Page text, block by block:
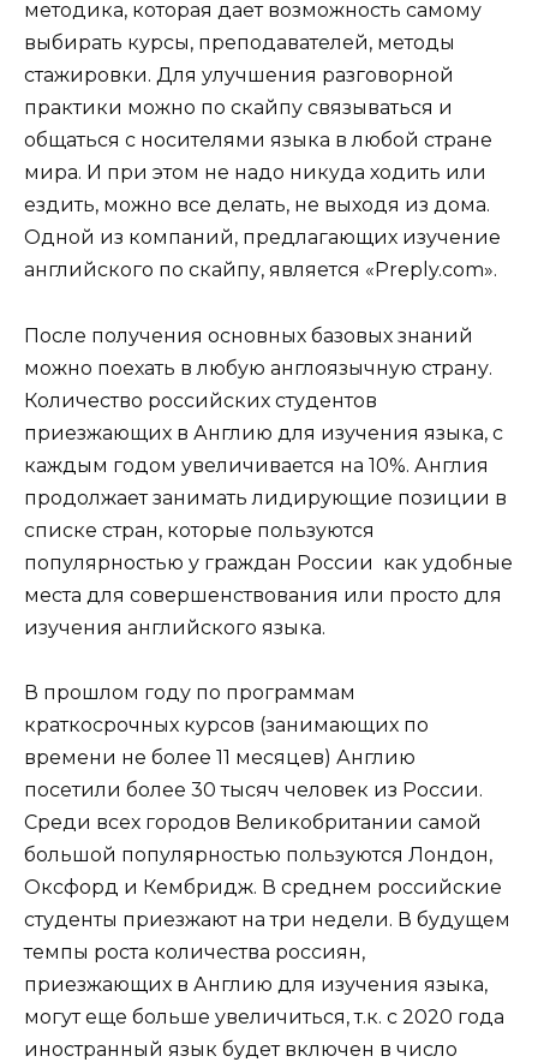
методика, которая дает возможность самому
выбирать курсы, преподавателей, методы
стажировки. Для улучшения разговорной
практики можно по скайпу связываться и
общаться с носителями языка в любой стране
мира. И при этом не надо никуда ходить или
ездить, можно все делать, не выходя из дома.
Одной из компаний, предлагающих изучение
английского по скайпу, является «Preply.com».
После получения основных базовых знаний
можно поехать в любую англоязычную страну.
Количество российских студентов
приезжающих в Англию для изучения языка, с
каждым годом увеличивается на 10%. Англия
продолжает занимать лидирующие позиции в
списке стран, которые пользуются
популярностью у граждан России как удобные
места для совершенствования или просто для
изучения английского языка.
В прошлом году по программам
краткосрочных курсов (занимающих по
времени не более 11 месяцев) Англию
посетили более 30 тысяч человек из России.
Среди всех городов Великобритании самой
большой популярностью пользуются Лондон,
Оксфорд и Кембридж. В среднем российские
студенты приезжают на три недели. В будущем
темпы роста количества россиян,
приезжающих в Англию для изучения языка,
могут еще больше увеличиться, т.к. с 2020 года
иностранный язык будет включен в число